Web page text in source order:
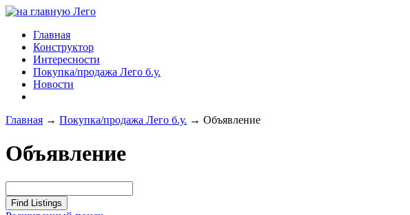
Главная
Конструктор
Интересности
Покупка/продажа Лего б.у.
Новости
Главная → Покупка/продажа Лего б.у. → Объявление
Объявление